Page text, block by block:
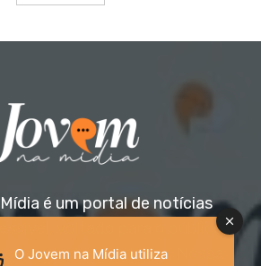
é um portal de notícias
voltado para o público
a todas as idades. Nossa
O Jovem na Mídia utiliza